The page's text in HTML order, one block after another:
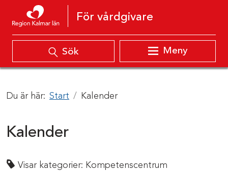
Hoppa till innehåll
För vårdgivare
Sök Meny
Du är här: Start Kalender
Kalender
Visar kategorier: Kompetenscentrum